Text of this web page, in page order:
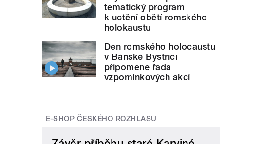
tematický program
k uctění obětí romského
holokaustu
Den romského holocaustu
v Bánské Bystrici
připomene řada
vzpomínkových akcí
E-SHOP ČESKÉHO ROZHLASU